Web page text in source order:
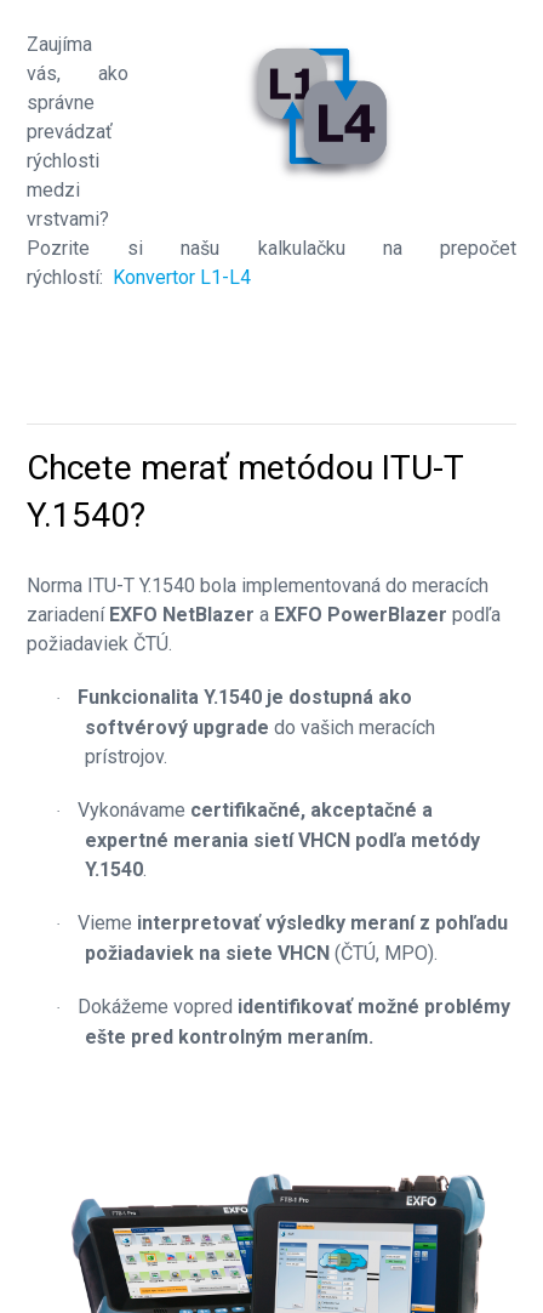
Zaujíma
vás, ako
správne
prevádzať
rýchlosti
medzi
vrstvami?
Pozrite si našu kalkulačku na prepočet
rýchlostí:
Konvertor L1-L4
Chcete merať metódou ITU-T
Y.1540?
Norma ITU-T Y.1540 bola implementovaná do meracích
zariadení EXFO NetBlazer a EXFO PowerBlazer podľa
požiadaviek ČTÚ.
·
Funkcionalita Y.1540 je dostupná ako
softvérový upgrade do vašich meracích
prístrojov.
· Vykonávame certifikačné, akceptačné a
expertné merania sietí VHCN podľa metódy
Y.1540.
· Vieme interpretovať výsledky meraní z pohľadu
požiadaviek na siete VHCN(ČTÚ, MPO).
· Dokážeme vopred identifikovať možné problémy
ešte pred kontrolným meraním.